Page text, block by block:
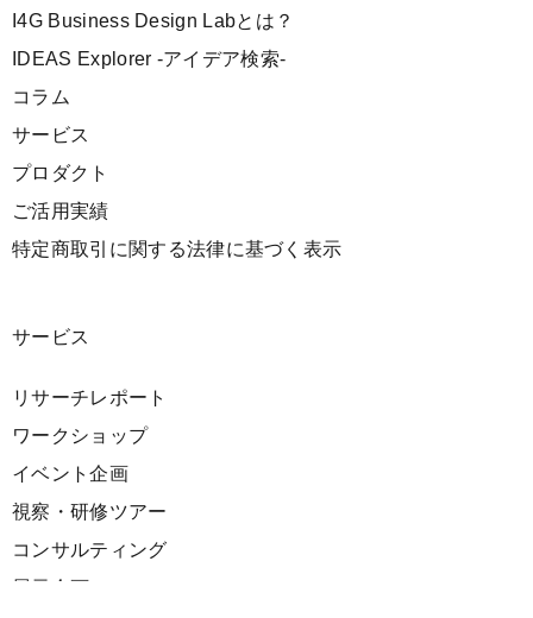
I4G Business Design Labとは？
IDEAS Explorer -アイデア検索-
コラム
サービス
プロダクト
ご活用実績
特定商取引に関する法律に基づく表示
サービス
リサーチレポート
ワークショップ
イベント企画
視察・研修ツアー
コンサルティング